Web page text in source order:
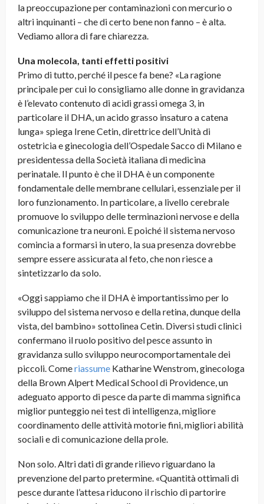
la preoccupazione per contaminazioni con mercurio o
altri inquinanti – che di certo bene non fanno – è alta.
Vediamo allora di fare chiarezza.
Una molecola, tanti effetti positivi
Primo di tutto, perché il pesce fa bene? «La ragione
principale per cui lo consigliamo alle donne in gravidanza
è l’elevato contenuto di acidi grassi omega 3, in
particolare il DHA, un acido grasso insaturo a catena
lunga» spiega Irene Cetin, direttrice dell’Unità di
ostetricia e ginecologia dell’Ospedale Sacco di Milano e
presidentessa della Società italiana di medicina
perinatale. Il punto è che il DHA è un componente
fondamentale delle membrane cellulari, essenziale per il
loro funzionamento. In particolare, a livello cerebrale
promuove lo sviluppo delle terminazioni nervose e della
comunicazione tra neuroni. E poiché il sistema nervoso
comincia a formarsi in utero, la sua presenza dovrebbe
sempre essere assicurata al feto, che non riesce a
sintetizzarlo da solo.
«Oggi sappiamo che il DHA è importantissimo per lo
sviluppo del sistema nervoso e della retina, dunque della
vista, del bambino» sottolinea Cetin. Diversi studi clinici
confermano il ruolo positivo del pesce assunto in
gravidanza sullo sviluppo neurocomportamentale dei
piccoli. Comeriassume Katharine Wenstrom, ginecologa
della Brown Alpert Medical School di Providence, un
adeguato apporto di pesce da parte di mamma significa
miglior punteggio nei test di intelligenza, migliore
coordinamento delle attività motorie fini, migliori abilità
sociali e di comunicazione della prole.
Non solo. Altri dati di grande rilievo riguardano la
prevenzione del parto pretermine. «Quantità ottimali di
pesce durante l’attesa riducono il rischio di partorire